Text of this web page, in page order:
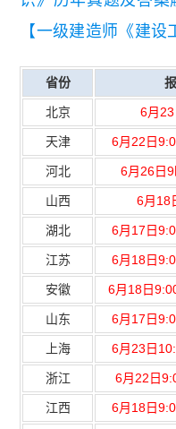
【一级建造师《建
析汇总（2020-2025
程管理与实务》历年
025年）】 【2025年
相关知识》真题答案
省份
北京 6月23
天津 6月22日
河北 6月26日
山西 6月18
湖北 6月17日
江苏 6月18日
安徽 6月18日
山东 6月17日
上海 6月23日
浙江 6月22日
江西 6月18日